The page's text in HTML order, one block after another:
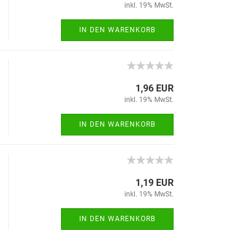
inkl. 19% MwSt.
IN DEN WARENKORB
1,96 EUR
inkl. 19% MwSt.
IN DEN WARENKORB
1,19 EUR
inkl. 19% MwSt.
IN DEN WARENKORB